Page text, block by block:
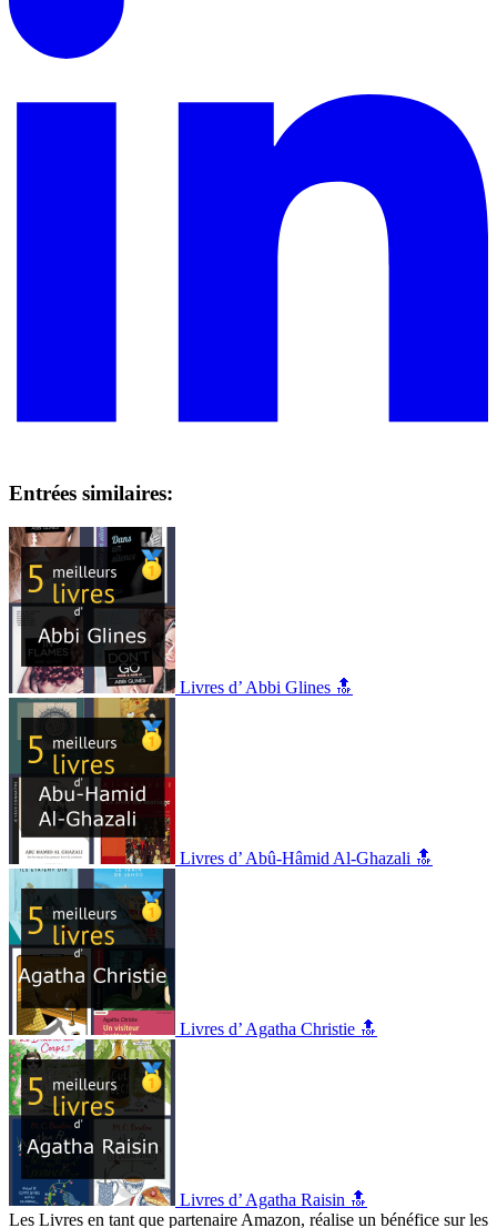
Entrées similaires:
Livres d’ Abbi Glines 🔝
Livres d’ Abû-Hâmid Al-Ghazali 🔝
Livres d’ Agatha Christie 🔝
Livres d’ Agatha Raisin 🔝
Les Livres en tant que partenaire Amazon, réalise un bénéfice sur les